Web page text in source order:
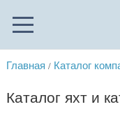
Главная / Каталог
Каталог яхт и